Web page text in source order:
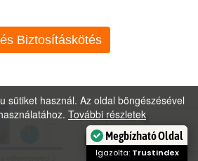
Biztosításkötés
sütiket használ. Az oldal böngészésével
További részletek
Megbízható Oldal
Igazolta: Trustindex